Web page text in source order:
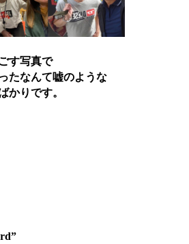
す写真で
たなんて嘘のような
かりです。